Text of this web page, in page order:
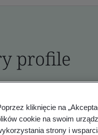
profile
certificates -
kliknięcie na
cookie na swoim
strony i